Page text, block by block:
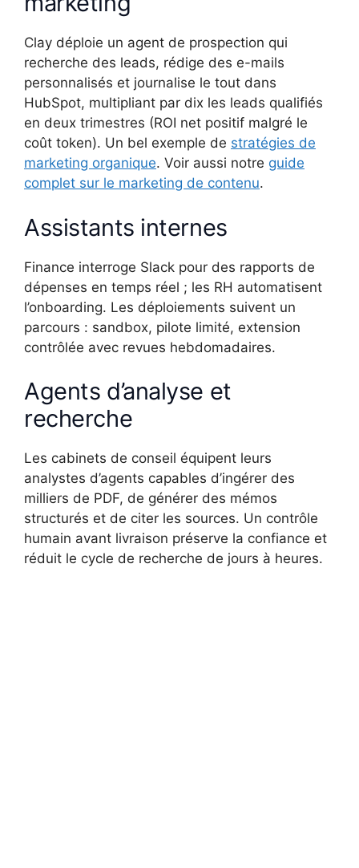
Clay déploie un agent de prospection qui
recherche des leads, rédige des e-mails
personnalisés et journalise le tout dans
HubSpot, multipliant par dix les leads qualifiés
en deux trimestres (ROI net positif malgré le
coût token). Un bel exemple de stratégies de
marketing organique. Voir aussi notre guide
complet sur le marketing de contenu.
Assistants internes
Finance interroge Slack pour des rapports de
dépenses en temps réel ; les RH automatisent
l’onboarding. Les déploiements suivent un
parcours : sandbox, pilote limité, extension
contrôlée avec revues hebdomadaires.
Agents d’analyse et
recherche
Les cabinets de conseil équipent leurs
analystes d’agents capables d’ingérer des
milliers de PDF, de générer des mémos
structurés et de citer les sources. Un contrôle
humain avant livraison préserve la confiance et
réduit le cycle de recherche de jours à heures.